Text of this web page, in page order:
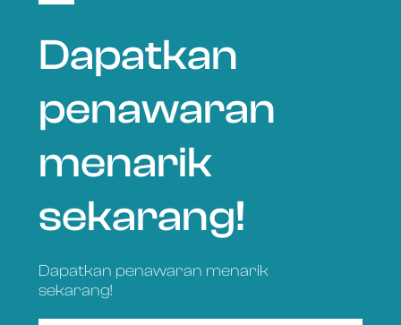
Dapatkan
penawaran
menarik
sekarang!
Dapatkan penawaran menarik
sekarang!